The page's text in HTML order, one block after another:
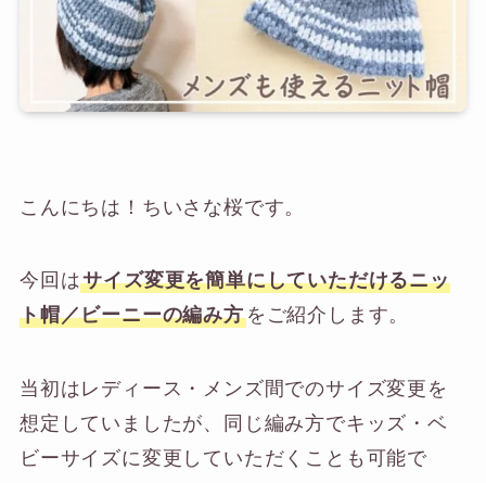
こんにちは！ちいさな桜です。
今回はサイズ変更を簡単にしていただけるニッ
ト帽／ビーニーの編み方をご紹介します。
当初はレディース・メンズ間でのサイズ変更を
想定していましたが、同じ編み方でキッズ・ベ
ビーサイズに変更していただくことも可能で